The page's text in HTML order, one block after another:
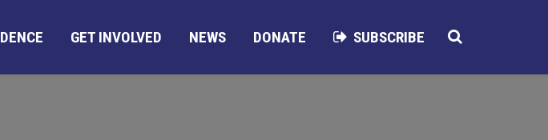
GET INVOLVED NEWS DONATE SUBSCRIBE